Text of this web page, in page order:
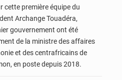
cette première équipe du
Archange Touadéra,
gouvernement ont été
de la ministre des affaires
et des centrafricains de
en poste depuis 2018.